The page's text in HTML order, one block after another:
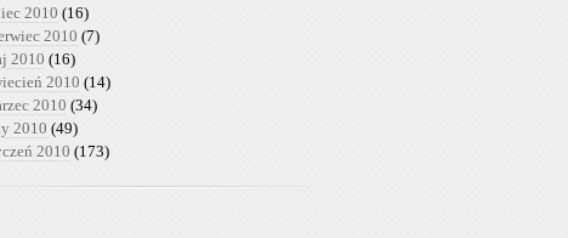
2010 (16)
2010 (7)
2010 (16)
2010 (14)
2010 (34)
2010 (49)
2010 (173)